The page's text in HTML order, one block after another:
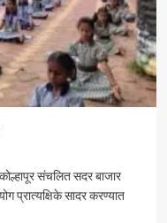
संचलित सदर बाजार
प्रात्यक्षिके सादर करण्यात